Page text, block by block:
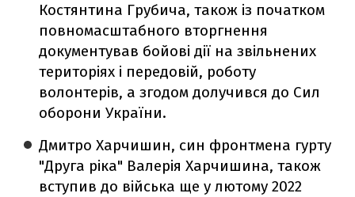
Костянтина Грубича, також із початком
повномасштабного вторгнення
документував бойові дії на звільнених
територіях і передовій, роботу
волонтерів, а згодом долучився до Сил
оборони України.
Дмитро Харчишин, син фронтмена гурту
"Друга ріка" Валерія Харчишина, також
вступив до війська ще у лютому 2022